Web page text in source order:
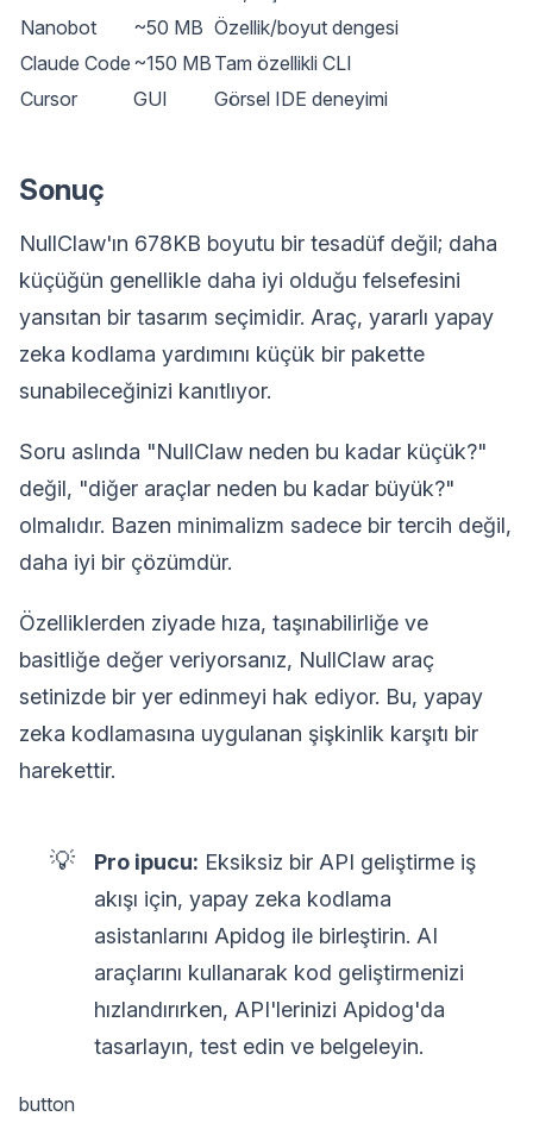
Nanobot
~50 MB Özellik/boyut dengesi
Claude Code ~150 MB Tam özellikli CLI
Cursor
GUI Görsel IDE deneyimi
Sonuç
NullClaw'ın 678KB boyutu bir tesadüf değil; daha
küçüğün genellikle daha iyi olduğu felsefesini
yansıtan bir tasarım seçimidir. Araç, yararlı yapay
zeka kodlama yardımını küçük bir pakette
sunabileceğinizi kanıtlıyor.
Soru aslında "NullClaw neden bu kadar küçük?"
değil, "diğer araçlar neden bu kadar büyük?"
olmalıdır. Bazen minimalizm sadece bir tercih değil,
daha iyi bir çözümdür.
Özelliklerden ziyade hıza, taşınabilirliğe ve
basitliğe değer veriyorsanız, NullClaw araç
setinizde bir yer edinmeyi hak ediyor. Bu, yapay
zeka kodlamasına uygulanan şişkinlik karşıtı bir
harekettir.
💡 Pro ipucu: Eksiksiz bir API geliştirme iş
akışı için, yapay zeka kodlama
asistanlarını Apidog ile birleştirin. AI
araçlarını kullanarak kod geliştirmenizi
hızlandırırken, API'lerinizi Apidog'da
tasarlayın, test edin ve belgeleyin.
button